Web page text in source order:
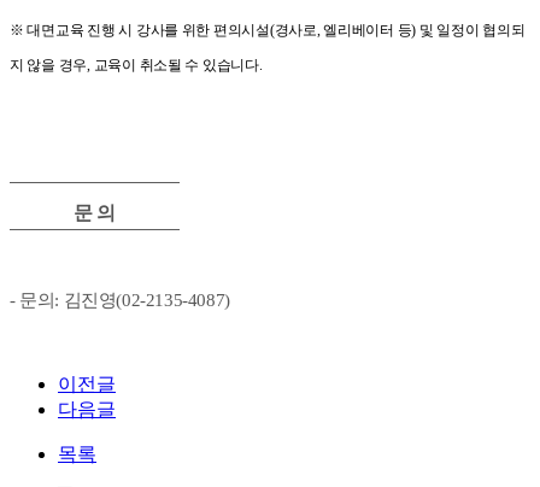
※대면교육 진행 시 강사를 위한 편의시설(경사로,엘리베이터 등) 및 일정이 협의되
지 않을 경우, 교육이 취소될 수 있습니다.
문 의
- 문의: 김진영(02-2135-4087)
이전글
다음글
목록